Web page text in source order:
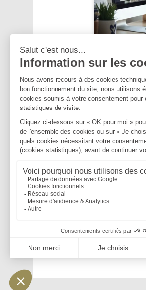
Lire la suite
Mentions légales Politique de confidentialité